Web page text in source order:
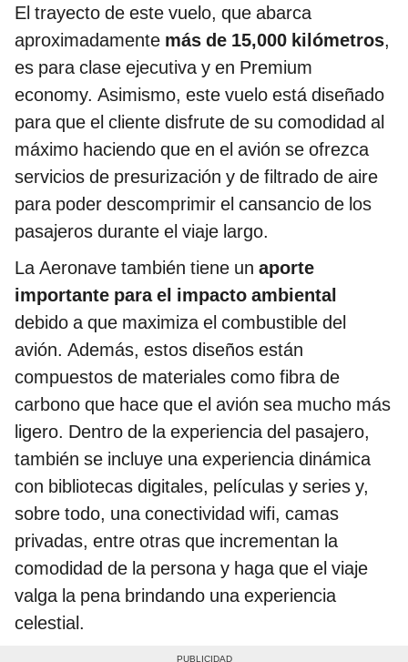
El trayecto de este vuelo, que abarca
aproximadamente más de 15,000 kilómetros,
es para clase ejecutiva y en Premium
economy. Asimismo, este vuelo está diseñado
para que el cliente disfrute de su comodidad al
máximo haciendo que en el avión se ofrezca
servicios de presurización y de filtrado de aire
para poder descomprimir el cansancio de los
pasajeros durante el viaje largo.
La Aeronave también tiene un aporte
importante para el impacto ambiental
debido a que maximiza el combustible del
avión. Además, estos diseños están
compuestos de materiales como fibra de
carbono que hace que el avión sea mucho más
ligero. Dentro de la experiencia del pasajero,
también se incluye una experiencia dinámica
con bibliotecas digitales, películas y series y,
sobre todo, una conectividad wifi, camas
privadas, entre otras que incrementan la
comodidad de la persona y haga que el viaje
valga la pena brindando una experiencia
celestial.